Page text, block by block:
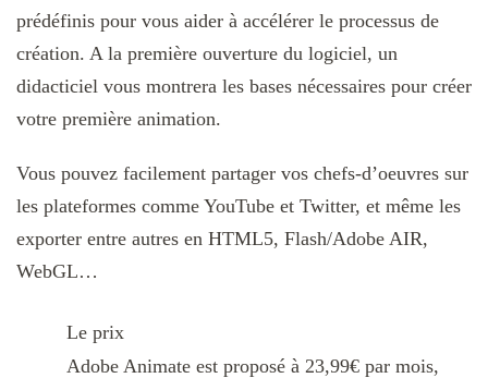
prédéfinis pour vous aider à accélérer le processus de
création. A la première ouverture du logiciel, un
didacticiel vous montrera les bases nécessaires pour créer
votre première animation.
Vous pouvez facilement partager vos chefs-d’oeuvres sur
les plateformes comme YouTube et Twitter, et même les
exporter entre autres en HTML5, Flash/Adobe AIR,
WebGL…
Le prix
Adobe Animate est proposé à 23,99€ par mois,